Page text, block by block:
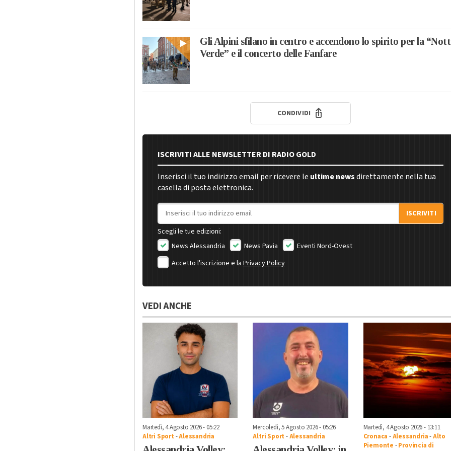
Gli Alpini sfilano in centro e accendono lo spirito per la
Verde” e il concerto delle Fanfare
CONDIVIDI
ISCRIVITI ALLE NEWSLETTER DI RADIO GOLD
Inserisci il tuo indirizzo email per ricevere le ultime newsdirettamente nella tua
casella di posta elettronica.
Indirizzo email
ISCRIVITI
Scegli le tue edizioni:
News Alessandria
News Pavia
Eventi Nord-Ovest
Accetto l'iscrizione e la Privacy Policy
VEDI ANCHE
Martedì, 4 Agosto 2026 - 05:22
Altri Sport -Alessandria
Mercoledì, 5 Agosto 2026 - 05:26
Altri Sport -Alessandria
Martedì, 4 Agosto 2026 - 13:11
Cronaca -Alessandria-Alto
Piemonte -Provincia di